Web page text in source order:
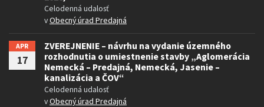
Celodenná udalosť
vObecný úrad Predajná
APR
17
ZVEREJNENIE – návrhu na vydanie územného
rozhodnutia o umiestnenie stavby „Aglomerácia
Nemecká – Predajná, Nemecká, Jasenie –
kanalizácia a ČOV“
Celodenná udalosť
vObecný úrad Predajná